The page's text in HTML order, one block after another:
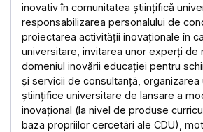
inovativ în comunitatea științifică
responsabilizarea personalului de
proiectarea activității inovaționale în
universitare, invitarea unor experți de
domeniul inovării educației pentru
și servicii de consultanță,
științifice universitare de lansare a
inovațional (la nivel de produse
baza propriilor cercetări ale CDU),